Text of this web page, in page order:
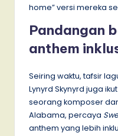
home” versi mereka
Pandangan
anthem
Seiring waktu, tafsir
Lynyrd Skynyrd juga
seorang komposer
Alabama, percaya
anthem yang lebih